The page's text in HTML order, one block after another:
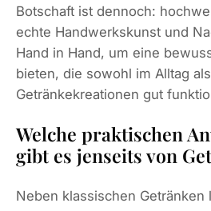
Botschaft ist dennoch:
echte Handwerkskunst und
Hand in Hand, um eine
bieten, die sowohl im Alltag
Getränkekreationen gut
Welche praktischen
gibt es jenseits von
Neben klassischen Getränken